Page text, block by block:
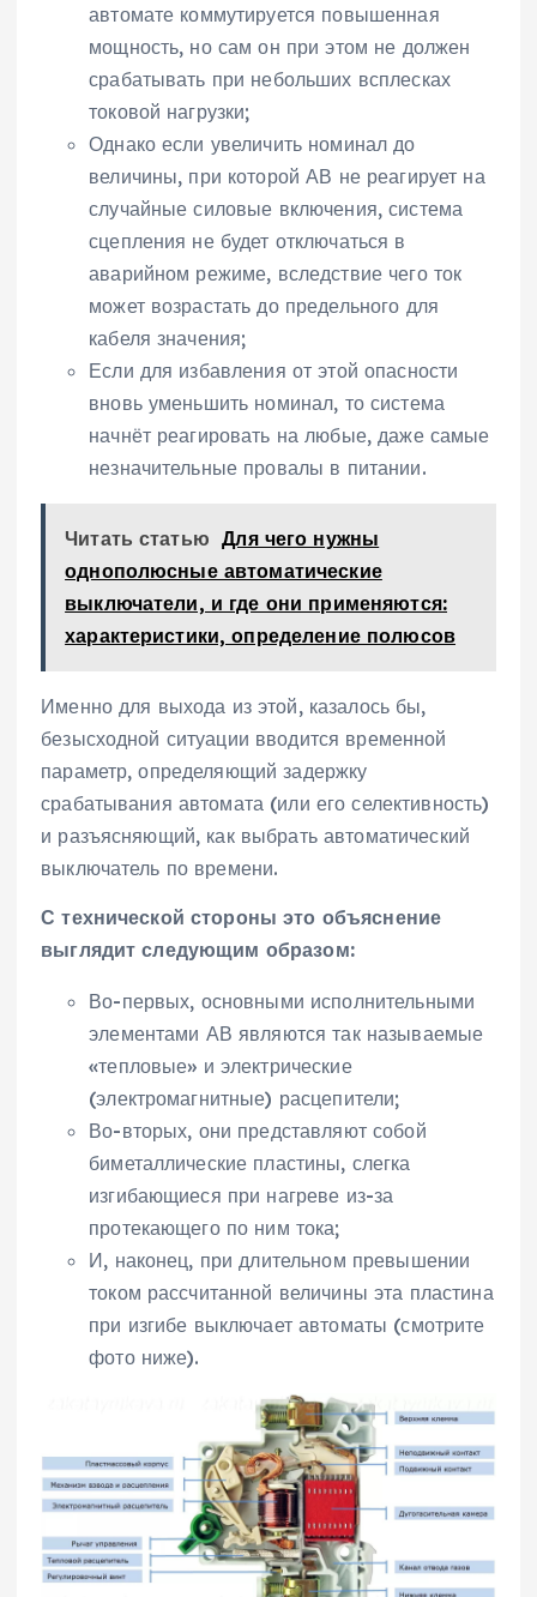
автомате коммутируется повышенная
мощность, но сам он при этом не должен
срабатывать при небольших всплесках
токовой нагрузки;
Однако если увеличить номинал до
величины, при которой АВ не реагирует на
случайные силовые включения, система
сцепления не будет отключаться в
аварийном режиме, вследствие чего ток
может возрастать до предельного для
кабеля значения;
Если для избавления от этой опасности
вновь уменьшить номинал, то система
начнёт реагировать на любые, даже самые
незначительные провалы в питании.
Читать статью Для чего нужны
однополюсные автоматические
выключатели, и где они применяются:
характеристики, определение полюсов
Именно для выхода из этой, казалось бы,
безысходной ситуации вводится временной
параметр, определяющий задержку
срабатывания автомата (или его селективность)
и разъясняющий, как выбрать автоматический
выключатель по времени.
С технической стороны это объяснение
выглядит следующим образом:
Во-первых, основными исполнительными
элементами АВ являются так называемые
«тепловые» и электрические
(электромагнитные) расцепители;
Во-вторых, они представляют собой
биметаллические пластины, слегка
изгибающиеся при нагреве из-за
протекающего по ним тока;
И, наконец, при длительном превышении
током рассчитанной величины эта пластина
при изгибе выключает автоматы (смотрите
фото ниже).